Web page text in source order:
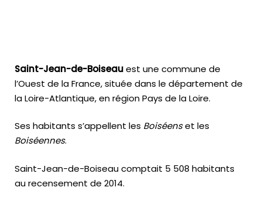
Saint-Jean-de-Boiseauest une commune de
l’Ouest de la France, située dans le département de
la Loire-Atlantique, en région Pays de la Loire.
Ses habitants s’appellent les Boiséenset les
Boiséennes.
Saint-Jean-de-Boiseau comptait 5 508 habitants
au recensement de 2014.